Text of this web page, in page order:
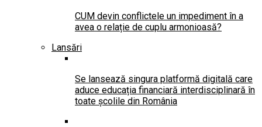
CUM devin conflictele un impediment în a
avea o relație de cuplu armonioasă?
Lansări
Se lansează singura platformă digitală care
aduce educația financiară interdisciplinară în
toate școlile din România